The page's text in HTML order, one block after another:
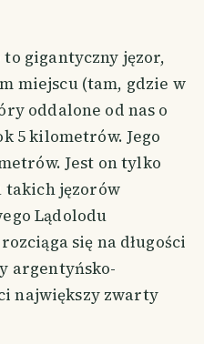
gigantyczny jęzor,
miejscu (tam, gdzie w
oddalone od nas o
5 kilometrów. Jego
Jest on tylko
takich jęzorów
Lądolodu
się na długości
argentyńsko-
największy zwarty